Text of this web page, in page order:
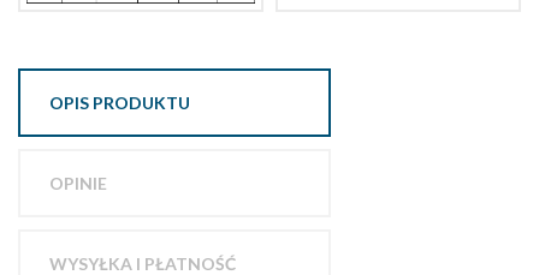
OPIS PRODUKTU
OPINIE
WYSYŁKA I PŁATNOŚĆ